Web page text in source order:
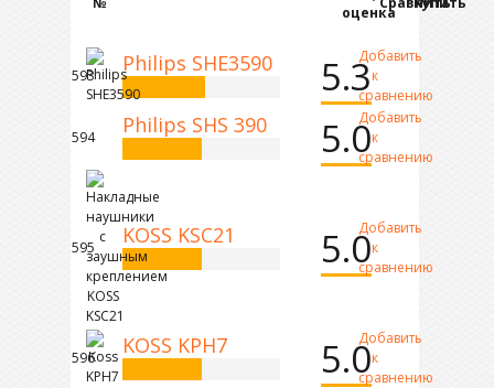
оценка
593 Philips SHE3590 5.3Добавить
к
сравнению
594 Philips SHS 390 5.0Добавить
к
сравнению
595 KOSS KSC21 5.0Добавить
к
сравнению
596 KOSS KPH7 5.0Добавить
к
сравнению